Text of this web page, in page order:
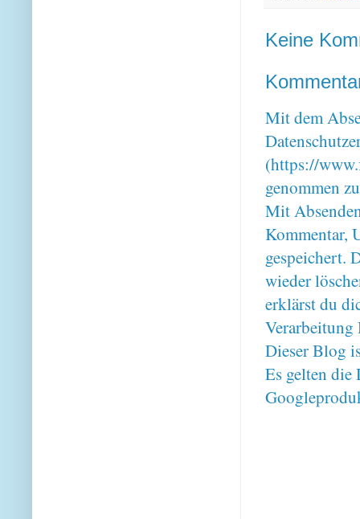
Keine
Mit dem
(https://
genommen
Mit
Kommentar,
gespeichert.
wieder
erklärst du
Verarbeitung
Dieser Blog
Es gelten